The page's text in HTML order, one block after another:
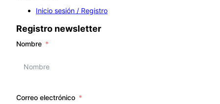
Inicio sesión / Registro
Registro newsletter
Nombre
Correo electrónico